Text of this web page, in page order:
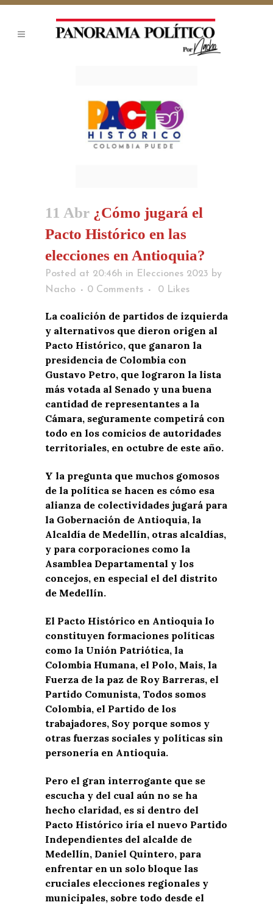
11 Abr ¿Cómo jugará el
Pacto Histórico en las
elecciones en Antioquia?
Posted at 20:46h in Elecciones 2023 by
Nacho
0 Comments 0 Likes
La coalición de partidos de izquierda
y alternativos que dieron origen al
Pacto Histórico, que ganaron la
presidencia de Colombia con
Gustavo Petro, que lograron la lista
más votada al Senado y una buena
cantidad de representantes a la
Cámara, seguramente competirá con
todo en los comicios de autoridades
territoriales, en octubre de este año.
Y la pregunta que muchos gomosos
de la política se hacen es cómo esa
alianza de colectividades jugará para
la Gobernación de Antioquia, la
Alcaldía de Medellín, otras alcaldías,
y para corporaciones como la
Asamblea Departamental y los
concejos, en especial el del distrito
de Medellín.
El Pacto Histórico en Antioquia lo
constituyen formaciones políticas
como la Unión Patriótica, la
Colombia Humana, el Polo, Mais, la
Fuerza de la paz de Roy Barreras, el
Partido Comunista, Todos somos
Colombia, el Partido de los
trabajadores, Soy porque somos y
otras fuerzas sociales y políticas sin
personería en Antioquia.
Pero el gran interrogante que se
escucha y del cual aún no se ha
hecho claridad, es si dentro del
Pacto Histórico iría el nuevo Partido
Independientes del alcalde de
Medellín, Daniel Quintero, para
enfrentar en un solo bloque las
cruciales elecciones regionales y
municipales, sobre todo desde el